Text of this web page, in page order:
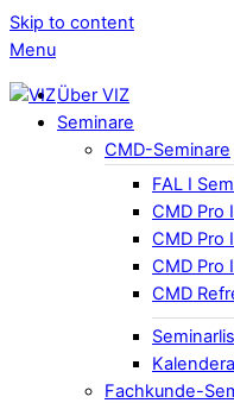
Skip to content
Menu
Über VIZ
Seminare
CMD-Seminare
FAL I
CMD Pro
CMD Pro
CMD Pro
CMD
Fachkunde-